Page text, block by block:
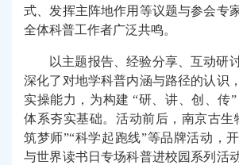
式、发挥主阵地作用等议题与参会专
全体科普工作者广泛共鸣。
以主题报告、经验分享、互动研
深化了对地学科普内涵与路径的认识
实操能力，为构建 “研、讲、创、传
体系夯实基础。活动前后，南京古生
筑梦师”“科学起跑线”等品牌活动，
与世界读书日专场科普进校园系列 活